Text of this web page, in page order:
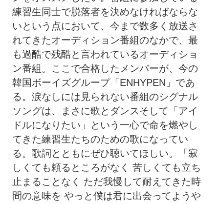
練習生同士で脱落者を決めなければならな
いという点において、今まで数多く放送さ
れてきたオーディション番組のなかで、最
も過酷で残酷と言われているオーディショ
ン番組。ここで合格したメンバーが、今の
韓国ボーイズグループ「ENHYPEN」であ
る。涙なしには見られない番組のシグナル
ソングは、まさに歌とダンスそして「アイ
ドルになりたい」という一心で命を燃やし
てきた練習生たちのための歌になってい
る。歌詞とともにぜひ聴いてほしい。「寂
しくても頼るところがなく 苦しくても立ち
止まることなく ただ我慢して耐えてきた時
間の意味を やっと僕は君に出会ってようや